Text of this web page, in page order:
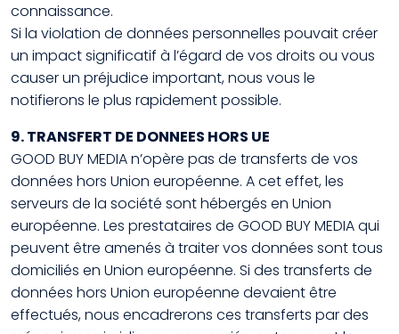
connaissance.
Si la violation de données personnelles pouvait créer
un impact significatif à l’égard de vos droits ou vous
causer un préjudice important, nous vous le
notifierons le plus rapidement possible.
9. TRANSFERT DE DONNEES HORS UE
GOOD BUY MEDIA n’opère pas de transferts de vos
données hors Union européenne. A cet effet, les
serveurs de la société sont hébergés en Union
européenne. Les prestataires de GOOD BUY MEDIA qui
peuvent être amenés à traiter vos données sont tous
domiciliés en Union européenne. Si des transferts de
données hors Union européenne devaient être
effectués, nous encadrerons ces transferts par des